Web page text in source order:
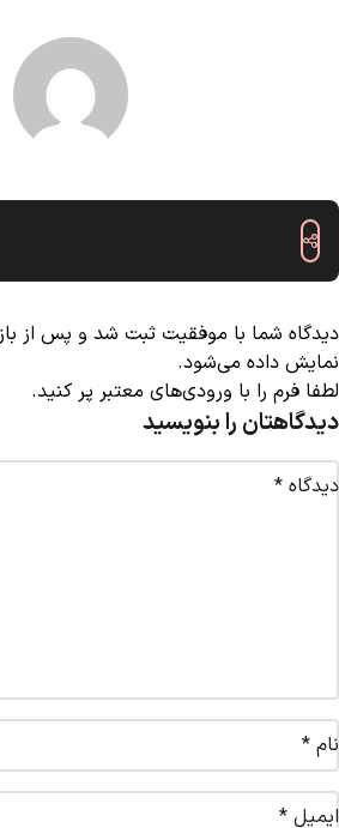
دیدگاه شما با موفقیت ثبت شد و پس از
نمایش داده می‌شود.
لطفا فرم را با ورودی‌های معتبر پر کنید.
دیدگاهتان را بنویسید
دیدگاه *
نام *
ایمیل *